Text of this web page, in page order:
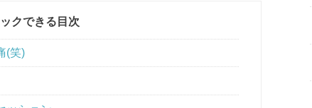
クできる目次
(笑)